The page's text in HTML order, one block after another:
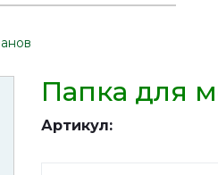
Папка для
Артикул: